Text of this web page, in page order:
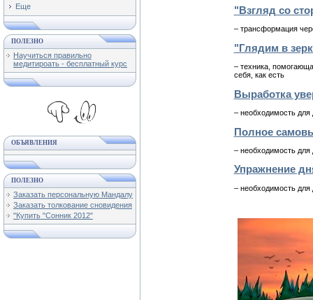
Еще
ПОЛЕЗНО
Научиться правильно
медитироать - бесплатный курс
ОБЪЯВЛЕНИЯ
ПОЛЕЗНО
Заказать персональную Мандалу
Заказать толкование сновидения
"Купить "Сонник 2012"
"Взгляд со
– трансформация
"Глядим в
– техника,
себя, как есть
Выработка
– необходимость для
Полное
– необходимость для
Упражнение
– необходимость для